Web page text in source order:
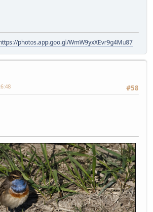
photos.app.goo.gl/WmW9yxXEvr9g4Mu87
#58